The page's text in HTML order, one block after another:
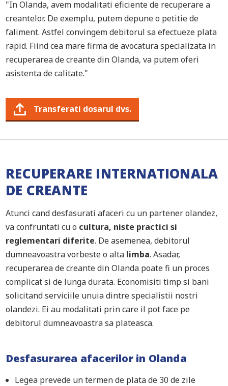
"In Olanda, avem modalitati eficiente de recuperare a
creantelor. De exemplu, putem depune o petitie de
faliment. Astfel convingem debitorul sa efectueze plata
rapid. Fiind cea mare firma de avocatura specializata in
recuperarea de creante din Olanda, va putem oferi
asistenta de calitate."
Transferati dosarul dvs.
RECUPERARE INTERNATIONALA
DE CREANTE
Atunci cand desfasurati afaceri cu un partener olandez,
va confruntati cu o cultura, niste practici si
reglementari diferite. De asemenea, debitorul
dumneavoastra vorbeste o alta limba. Asadar,
recuperarea de creante din Olanda poate fi un proces
complicat si de lunga durata. Economisiti timp si bani
solicitand serviciile unuia dintre specialistii nostri
olandezi. Ei au modalitati prin care il pot face pe
debitorul dumneavoastra sa plateasca.
Desfasurarea afacerilor in Olanda
Legea prevede un termen de plata de 30 de zile